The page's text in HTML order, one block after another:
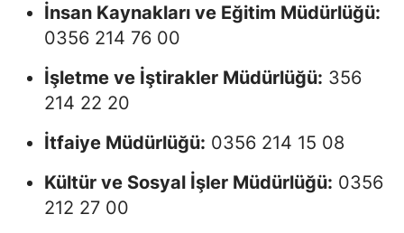
İnsan Kaynakları ve Eğitim Müdürlüğü:
0356 214 76 00
İşletme ve İştirakler Müdürlüğü: 356
214 22 20
İtfaiye Müdürlüğü: 0356 214 15 08
Kültür ve Sosyal İşler Müdürlüğü: 0356
212 27 00